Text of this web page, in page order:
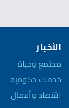
الأخبار
مجتمع وحياة
خدمات حكومية
اقتصاد وأعمال